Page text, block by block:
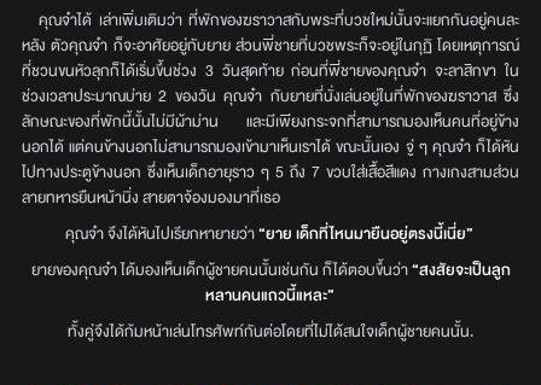
คุณจ๋าได้ เล่าเพิ่มเติมว่า ที่พักของฆราวาสกับพระที่บวชใหม่นั้นจะแยกกันอยู่คนละ
หลัง ตัวคุณจ๋า ก็จะอาศัยอยู่กับยาย ส่วนพี่ชายที่บวชพระก็จะอยู่ในกุฏิ โดยเหตุการณ์
ที่ชวนขนหัวลุกก็ได้เริ่มขึ้นช่วง 3 วันสุดท้าย ก่อนที่พี่ชายของคุณจ๋า จะลาสิกขา ใน
ช่วงเวลาประมาณบ่าย 2 ของวัน คุณจ๋า กับยายที่นั่งเล่นอยู่ในที่พักของฆราวาส ซึ่ง
ลักษณะของที่พักนี้นั้นไม่มีผ้าม่าน และมีเพียงกระจกที่สามารถมองเห็นคนที่อยู่ข้าง
นอกได้ แต่คนข้างนอกไม่สามารถมองเข้ามาเห็นเราได้ ขณะนั้นเอง จู่ ๆ คุณจ๋า ก็ได้หัน
ไปทางประตูข้างนอก ซึ่งเห็นเด็กอายุราว ๆ 5 ถึง 7 ขวบใส่เสื้อสีแดง กางเกงสามส่วน
ลายทหารยืนหน้านิ่ง สายตาจ้องมองมาที่เธอ
คุณจ๋า จึงได้หันไปเรียกหายายว่า“ยาย เด็กที่ไหนมายืนอยู่ตรงนี้เนี่ย”
ยายของคุณจ๋า ได้มองเห็นเด็กผู้ชายคนนั้นเช่นกัน ก็ได้ตอบขึ้นว่า“สงสัยจะเป็นลูก
หลานคนแถวนี้แหละ”
ทั้งคู่จึงได้ก้มหน้าเล่นโทรศัพท์กันต่อโดยที่ไม่ได้สนใจเด็กผู้ชายคนนั้น.